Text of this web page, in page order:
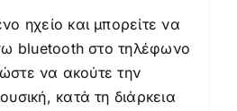
ηχείο και μπορείτε να
bluetooth στο τηλέφωνο
να ακούτε την
κατά τη διάρκεια